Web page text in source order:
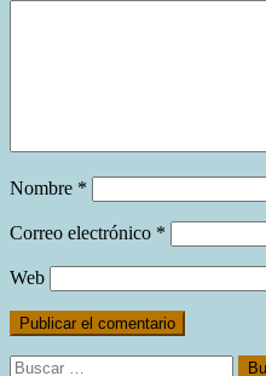
Nombre *
Correo electrónico *
Web
Buscar: